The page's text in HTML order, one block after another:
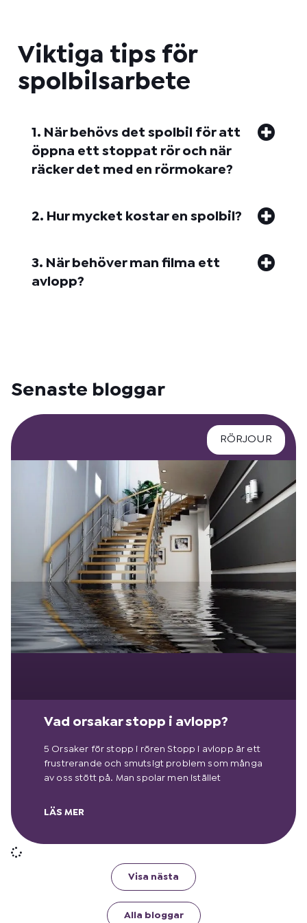
Viktiga tips för
spolbilsarbete
1. När behövs det spolbil för att
öppna ett stoppat rör och när
räcker det med en rörmokare?
2. Hur mycket kostar en spolbil?
3. När behöver man filma ett
avlopp?
Senaste bloggar
RÖRJOUR
Vad orsakar stopp i avlopp?
5 Orsaker för stopp i rören Stopp i avlopp är ett
frustrerande och smutsigt problem som många
av oss stött på. Man spolar men istället
LÄS MER
Visa nästa
Alla bloggar